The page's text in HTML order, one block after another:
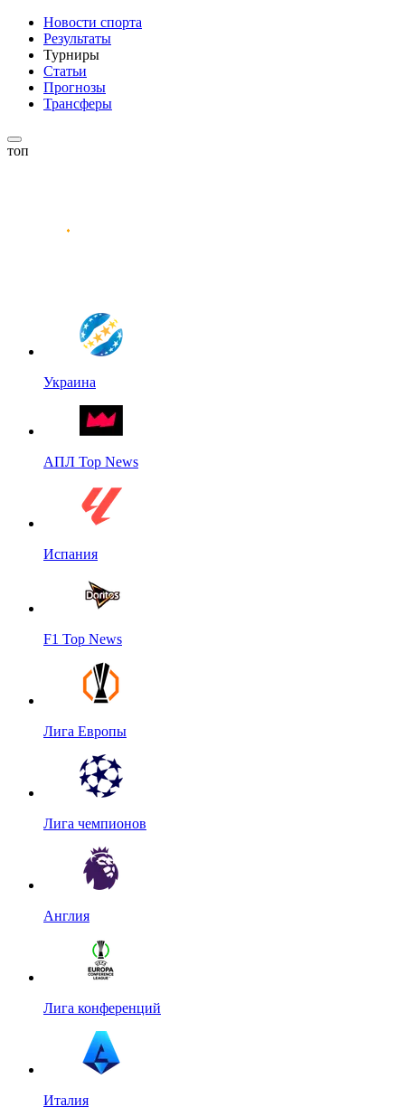
Новости спорта
Результаты
Турниры
Статьи
Прогнозы
Трансферы
топ
Украина
АПЛ Top News
Испания
F1 Top News
Лига Европы
Лига чемпионов
Англия
Лига конференций
Италия